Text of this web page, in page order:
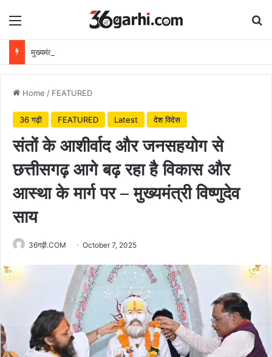
Menu
Home / FEATURED
36 गढ़ी FEATURED Latest देश विदेस
संतों के आशीर्वाद और जनसहयोग से
छत्तीसगढ़ आगे बढ़ रहा है विकास और
आस्था के मार्ग पर – मुख्यमंत्री विष्णुदेव
साय
36गढ़ी.COM October 7, 2025